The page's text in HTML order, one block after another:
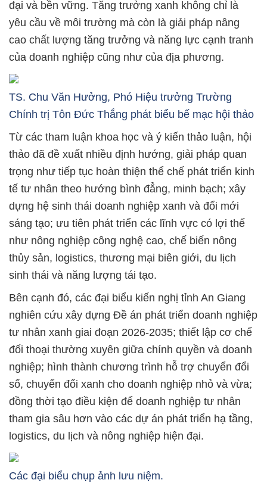
đại và bền vững. Tăng trưởng xanh không chỉ là
yêu cầu về môi trường mà còn là giải pháp nâng
cao chất lượng tăng trưởng và năng lực cạnh tranh
của doanh nghiệp cũng như của địa phương.
TS. Chu Văn Hưởng, Phó Hiệu trưởng Trường
Chính trị Tôn Đức Thắng phát biểu bế mạc hội thảo
Từ các tham luận khoa học và ý kiến thảo luận, hội
thảo đã đề xuất nhiều định hướng, giải pháp quan
trọng như tiếp tục hoàn thiện thể chế phát triển kinh
tế tư nhân theo hướng bình đẳng, minh bạch; xây
dựng hệ sinh thái doanh nghiệp xanh và đổi mới
sáng tạo; ưu tiên phát triển các lĩnh vực có lợi thế
như nông nghiệp công nghệ cao, chế biến nông
thủy sản, logistics, thương mại biên giới, du lịch
sinh thái và năng lượng tái tạo.
Bên cạnh đó, các đại biểu kiến nghị tỉnh An Giang
nghiên cứu xây dựng Đề án phát triển doanh nghiệp
tư nhân xanh giai đoạn 2026-2035; thiết lập cơ chế
đối thoại thường xuyên giữa chính quyền và doanh
nghiệp; hình thành chương trình hỗ trợ chuyển đổi
số, chuyển đổi xanh cho doanh nghiệp nhỏ và vừa;
đồng thời tạo điều kiện để doanh nghiệp tư nhân
tham gia sâu hơn vào các dự án phát triển hạ tầng,
logistics, du lịch và nông nghiệp hiện đại.
Các đại biểu chụp ảnh lưu niệm.